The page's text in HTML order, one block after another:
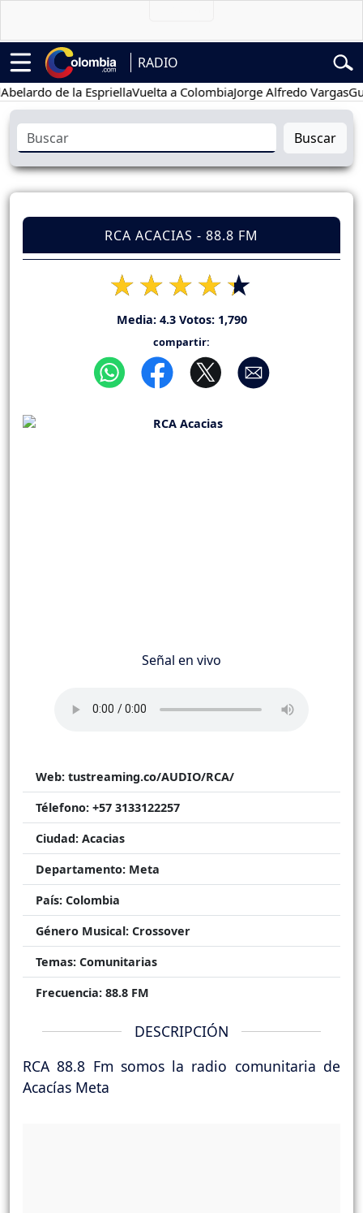
RADIO
de la EspriellaVuelta a ColombiaJorge Alfredo Vargas
Buscar
RCA ACACIAS - 88.8 FM
Media: 4.3Votos: 1,790
compartir:
Señal en vivo
Web: tustreaming.co/AUDIO/RCA/
Télefono: +57 3133122257
Ciudad: Acacias
Departamento: Meta
País: Colombia
Género Musical: Crossover
Temas: Comunitarias
Frecuencia: 88.8 FM
DESCRIPCIÓN
RCA 88.8 Fm somos la radio comunitaria de
Acacías Meta